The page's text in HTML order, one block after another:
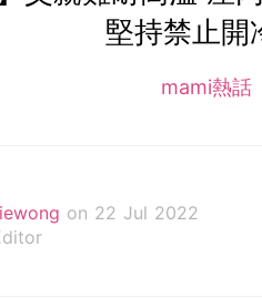
堅持禁止開
mami熱話
on 22 Jul 2022